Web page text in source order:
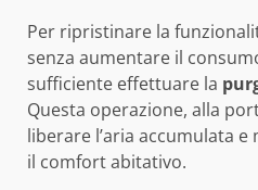
Per ripristinare la
senza aumentare il
sufficiente effettuare la
Questa operazione, alla
liberare l’aria accumulata
il comfort abitativo.